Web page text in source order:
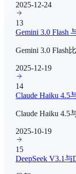
ByxAI
MiniCPM-
Happy Horse
ByGoogle
τ²-Bench
数学推理
数学推理
DocVQA
2025-12-24
13
Gemini 3.0 Flash
Gemini 3.0 Flash
2025-12-19
14
Claude Haiku 4.5
Claude Haiku 4.5
2025-10-19
15
DeepSeek V3.1与